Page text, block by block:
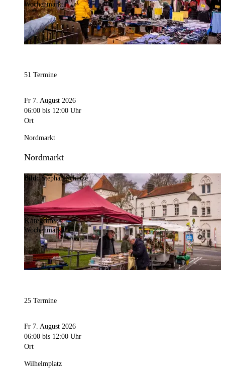
Wochenmarkt
51 Termine
Fr 7. August 2026
06:00 bis 12:00 Uhr
Ort
Nordmarkt
Nordmarkt
Bild:Stephan Schütze
Kategorie
Wochenmarkt
25 Termine
Fr 7. August 2026
06:00 bis 12:00 Uhr
Ort
Wilhelmplatz